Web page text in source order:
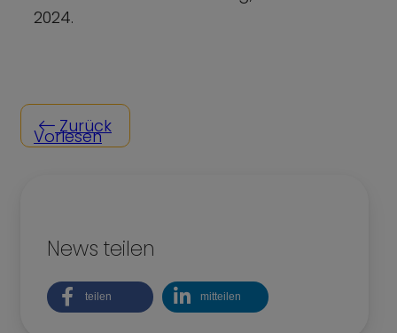
2024.
Zurück
Vorlesen
News teilen
teilen mitteilen